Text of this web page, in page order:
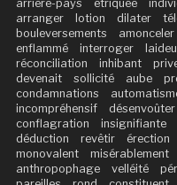
arrière-pays
étriquée
arranger
lotion dilater
bouleversements
amonceler
enflammé
interroger
réconciliation
inhibant
devenait
sollicité aube
condamnations
incompréhensif
désenvoûter
conflagration
insignifiante
déduction
revêtir érection
monovalent
misérablement
anthropophage
velléité